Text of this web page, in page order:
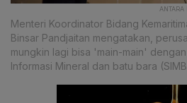
ANTARA
Menteri Koordinator Bidang
Binsar Pandjaitan mengatakan,
mungkin lagi bisa 'main-main'
Informasi Mineral dan batu bara